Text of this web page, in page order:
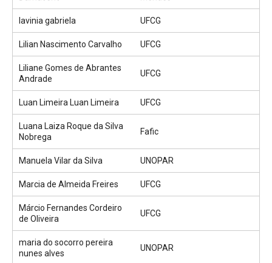
lavinia gabriela UFCG
Lilian Nascimento Carvalho UFCG
Liliane Gomes de Abrantes
Andrade
UFCG
Luan Limeira Luan Limeira UFCG
Luana Laiza Roque da Silva
Nobrega
Fafic
Manuela Vilar da Silva UNOPAR
Marcia de Almeida Freires UFCG
Márcio Fernandes Cordeiro
de Oliveira
UFCG
maria do socorro pereira
nunes alves
UNOPAR